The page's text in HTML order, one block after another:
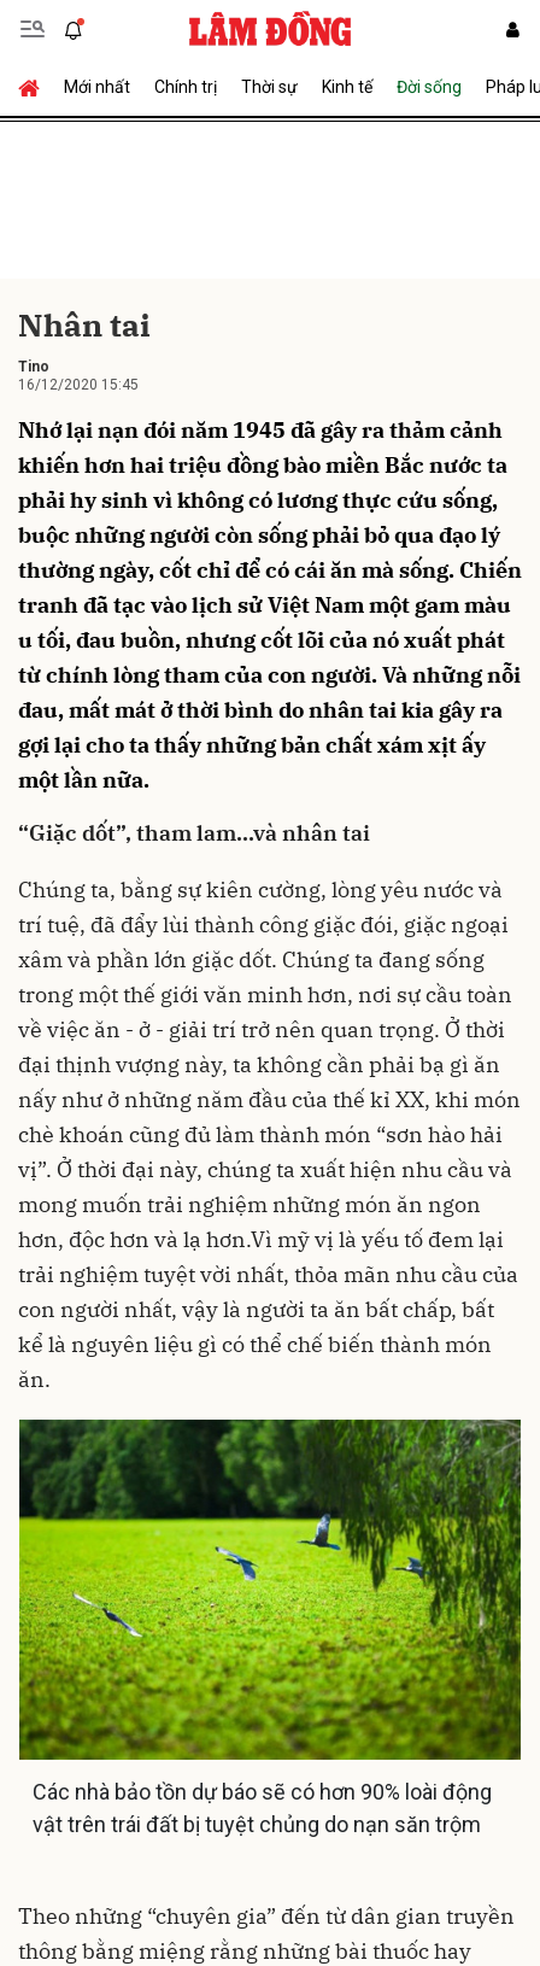
Mới nhất Chính trị Thời sự Kinh tế Đời sống Pháp
Nhân tai
Tino
16/12/2020 15:45
Nhớ lại nạn đói năm 1945 đã gây ra thảm cảnh
khiến hơn hai triệu đồng bào miền Bắc nước ta
phải hy sinh vì không có lương thực cứu sống,
buộc những người còn sống phải bỏ qua đạo lý
thường ngày, cốt chỉ để có cái ăn mà sống. Chiến
tranh đã tạc vào lịch sử Việt Nam một gam màu
u tối, đau buồn, nhưng cốt lõi của nó xuất phát
từ chính lòng tham của con người. Và những nỗi
đau, mất mát ở thời bình do nhân tai kia gây ra
gợi lại cho ta thấy những bản chất xám xịt ấy
một lần nữa.
“Giặc dốt”, tham lam…và nhân tai
Chúng ta, bằng sự kiên cường, lòng yêu nước và
trí tuệ, đã đẩy lùi thành công giặc đói, giặc ngoại
xâm và phần lớn giặc dốt. Chúng ta đang sống
trong một thế giới văn minh hơn, nơi sự cầu toàn
về việc ăn - ở - giải trí trở nên quan trọng. Ở thời
đại thịnh vượng này, ta không cần phải bạ gì ăn
nấy như ở những năm đầu của thế kỉ XX, khi món
chè khoán cũng đủ làm thành món “sơn hào hải
vị”. Ở thời đại này, chúng ta xuất hiện nhu cầu và
mong muốn trải nghiệm những món ăn ngon
hơn, độc hơn và lạ hơn.Vì mỹ vị là yếu tố đem lại
trải nghiệm tuyệt vời nhất, thỏa mãn nhu cầu của
con người nhất, vậy là người ta ăn bất chấp, bất
kể là nguyên liệu gì có thể chế biến thành món
ăn.
Các nhà bảo tồn dự báo sẽ có hơn 90% loài động
vật trên trái đất bị tuyệt chủng do nạn săn trộm
Theo những “chuyên gia” đến từ dân gian truyền
thông bằng miệng rằng những bài thuốc hay
Gửi bình luận